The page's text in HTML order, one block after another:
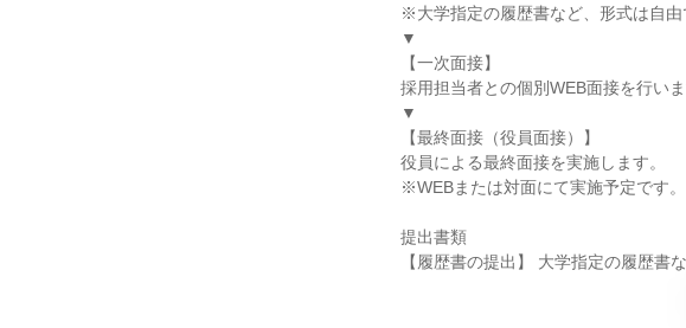
※大学指定の履歴書など、形式は自由
▼
【一次面接】
採用担当者との個別WEB面接を行いま
▼
【最終面接（役員面接）】
役員による最終面接を実施します。
※WEBまたは対面にて実施予定です。
提出書類
【履歴書の提出】 大学指定の履歴書